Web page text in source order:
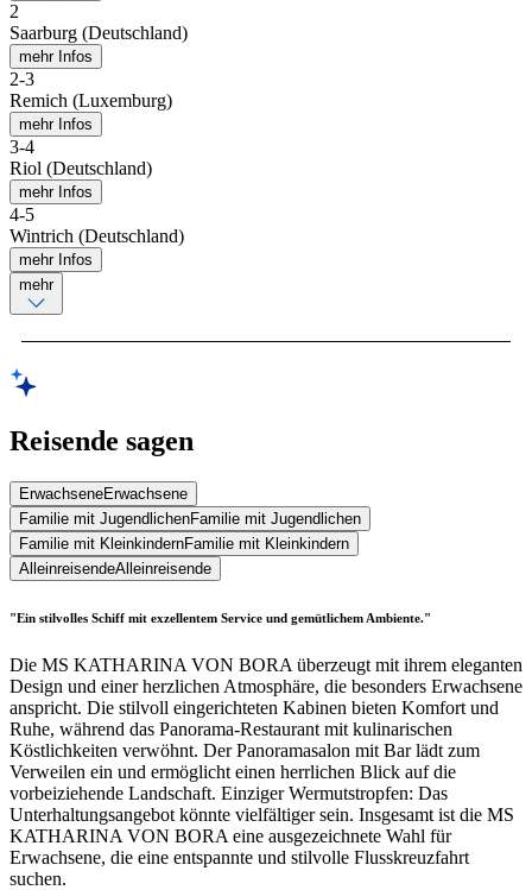
2
Saarburg (Deutschland)
mehr Infos
2-3
Remich (Luxemburg)
mehr Infos
3-4
Riol (Deutschland)
mehr Infos
4-5
Wintrich (Deutschland)
mehr Infos
mehr
Reisende sagen
ErwachseneErwachsene
Familie mit JugendlichenFamilie mit Jugendlichen
Familie mit KleinkindernFamilie mit Kleinkindern
AlleinreisendeAlleinreisende
"Ein stilvolles Schiff mit exzellentem Service und gemütlichem Ambiente."
Die MS KATHARINA VON BORA überzeugt mit ihrem eleganten
Design und einer herzlichen Atmosphäre, die besonders Erwachsene
anspricht. Die stilvoll eingerichteten Kabinen bieten Komfort und
Ruhe, während das Panorama-Restaurant mit kulinarischen
Köstlichkeiten verwöhnt. Der Panoramasalon mit Bar lädt zum
Verweilen ein und ermöglicht einen herrlichen Blick auf die
vorbeiziehende Landschaft. Einziger Wermutstropfen: Das
Unterhaltungsangebot könnte vielfältiger sein. Insgesamt ist die MS
KATHARINA VON BORA eine ausgezeichnete Wahl für
Erwachsene, die eine entspannte und stilvolle Flusskreuzfahrt
suchen.